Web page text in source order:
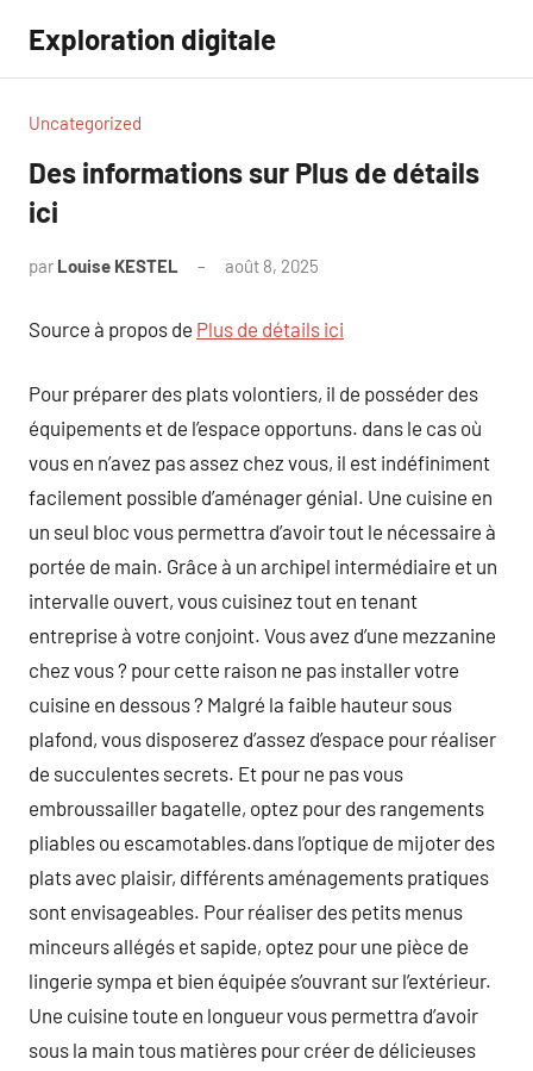
contenu
Exploration digitale
Uncategorized
Des informations sur Plus de détails
ici
par Louise KESTEL août 8, 2025
Source à propos de Plus de détails ici
Pour préparer des plats volontiers, il de posséder des
équipements et de l’espace opportuns. dans le cas où
vous en n’avez pas assez chez vous, il est indéfiniment
facilement possible d’aménager génial. Une cuisine en
un seul bloc vous permettra d’avoir tout le nécessaire à
portée de main. Grâce à un archipel intermédiaire et un
intervalle ouvert, vous cuisinez tout en tenant
entreprise à votre conjoint. Vous avez d’une mezzanine
chez vous ? pour cette raison ne pas installer votre
cuisine en dessous ? Malgré la faible hauteur sous
plafond, vous disposerez d’assez d’espace pour réaliser
de succulentes secrets. Et pour ne pas vous
embroussailler bagatelle, optez pour des rangements
pliables ou escamotables.dans l’optique de mijoter des
plats avec plaisir, différents aménagements pratiques
sont envisageables. Pour réaliser des petits menus
minceurs allégés et sapide, optez pour une pièce de
lingerie sympa et bien équipée s’ouvrant sur l’extérieur.
Une cuisine toute en longueur vous permettra d’avoir
sous la main tous matières pour créer de délicieuses